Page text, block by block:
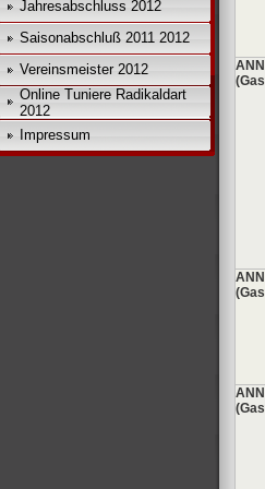
Jahresabschluss 2012
Saisonabschluß 2011 2012
Vereinsmeister 2012
Online Tuniere Radikaldart
2012
Impressum
*